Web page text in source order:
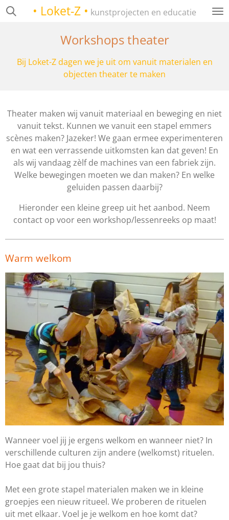
Ga
hoofdinhoud
• Loket-Z • kunstprojecten en educatie
Workshops theater
Bij Loket-Z dagen we je uit om vanuit materialen en
objecten theater te maken
Theater maken wij vanuit materiaal en beweging en niet
vanuit tekst. Kunnen we vanuit een stapel emmers
scènes maken? Jazeker! We gaan ermee experimenteren
en wat een verrassende uitkomsten kan dat geven! En
als wij vandaag zèlf de machines van een fabriek zijn.
Welke bewegingen moeten we dan maken? En welke
geluiden passen daarbij?
Hieronder een kleine greep uit het aanbod. Neem
contact op voor een workshop/lessenreeks op maat!
Warm welkom
Wanneer voel jij je ergens welkom en wanneer niet? In
verschillende culturen zijn andere (welkomst) rituelen.
Hoe gaat dat bij jou thuis?
Met een grote stapel materialen maken we in kleine
groepjes een nieuw ritueel. We proberen de rituelen
uit met elkaar. Voel je je welkom en hoe komt dat?